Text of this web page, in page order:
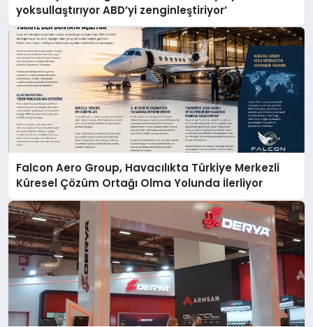
yoksullaştırıyor ABD’yi zenginleştiriyor’
Falcon Aero Group, Havacılıkta Türkiye Merkezli
Küresel Çözüm Ortağı Olma Yolunda İlerliyor